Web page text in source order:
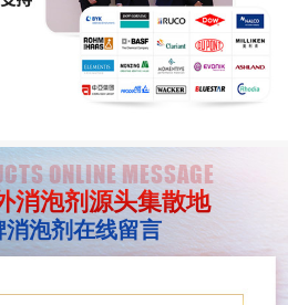
ONLINE MESSAGE
消泡剂源头集散地
消泡剂在线留言